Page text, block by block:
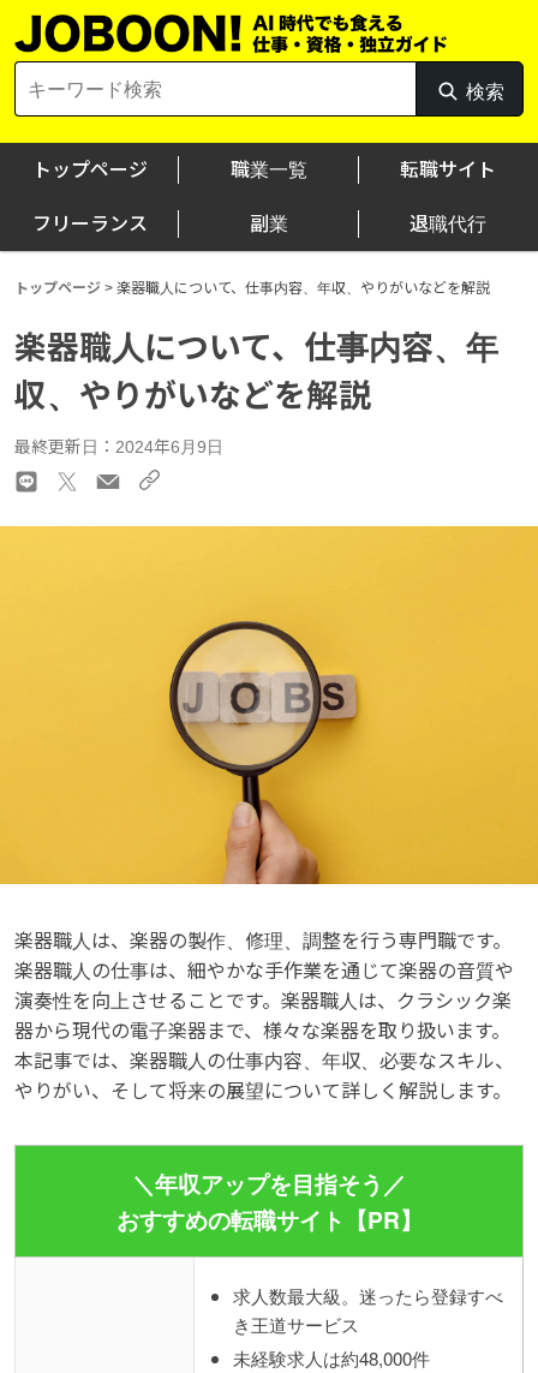
Skip
to
for:
検索
検
索
トップページ 職業一覧 転職サイト
フリーランス 副業 退職代行
トップページ > 楽器職人について、仕事内容、年収、やりがいなどを解説
楽器職人について、仕事内容、年
収、やりがいなどを解説
最終更新日：2024年6月9日
楽器職人は、楽器の製作、修理、調整を行う専門職です。
楽器職人の仕事は、細やかな手作業を通じて楽器の音質や
演奏性を向上させることです。楽器職人は、クラシック楽
器から現代の電子楽器まで、様々な楽器を取り扱います。
本記事では、楽器職人の仕事内容、年収、必要なスキル、
やりがい、そして将来の展望について詳しく解説します。
＼年収アップを目指そう／
おすすめの転職サイト【PR】
求人数最大級。迷ったら登録すべ
き王道サービス
未経験求人は約48,000件